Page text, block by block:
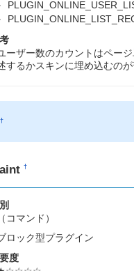
ーザー数のカウントはペー
するかスキンに埋め込むのが
†
†
コマンド）
ロック型プラグイン
度